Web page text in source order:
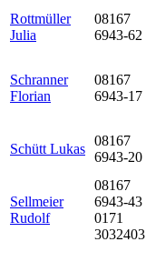
Rottmüller
Julia
08167
6943-62
Schranner
Florian
08167
6943-17
Schütt Lukas
08167
6943-20
Sellmeier
Rudolf
08167
6943-43
0171
3032403